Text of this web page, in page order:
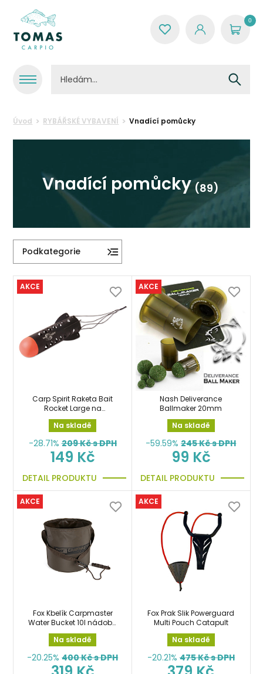
0
Úvod RYBÁŘSKÉ VYBAVENÍ Vnadící pomůcky
Vnadící pomůcky (89)
Podkategorie
AKCE
Carp Spirit Raketa Bait
Rocket Large na
zakrmování
Na skladě
-28.71% 209Kč s DPH
149 Kč
DETAIL PRODUKTU
AKCE
Nash Deliverance
Ballmaker 20mm
Na skladě
-59.59% 245Kč s DPH
99 Kč
DETAIL PRODUKTU
AKCE
Fox Kbelík Carpmaster
Water Bucket 10l nádoba
skládací
Na skladě
-20.25% 400Kč s DPH
AKCE
Fox Prak Slik Powerguard
Multi Pouch Catapult
Na skladě
-20.21% 475Kč s DPH